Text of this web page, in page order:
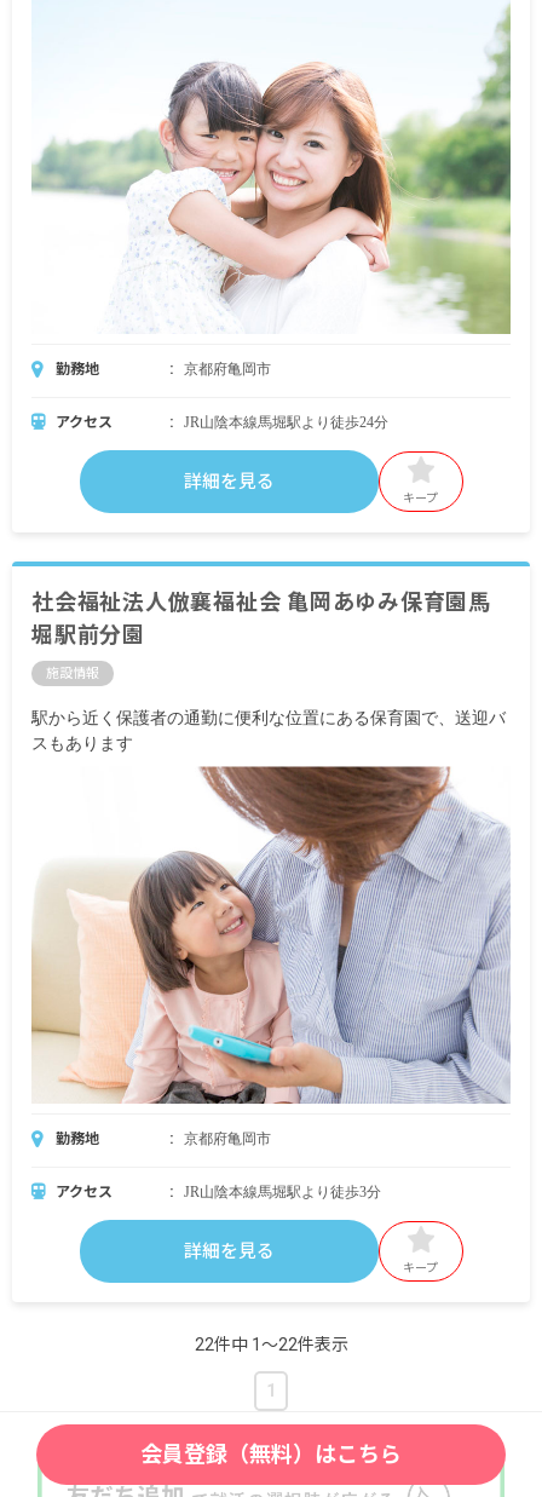
勤務地 京都府亀岡市
アクセス JR山陰本線馬堀駅より徒歩24分
詳細を見る
キープ
社会福祉法人倣襄福祉会 亀岡あゆみ保育園馬
堀駅前分園
施設情報
駅から近く保護者の通勤に便利な位置にある保育園で、送迎バ
スもあります
勤務地 京都府亀岡市
アクセス JR山陰本線馬堀駅より徒歩3分
詳細を見る
キープ
22件中 1〜22件表示
1
会員登録（無料）はこちら